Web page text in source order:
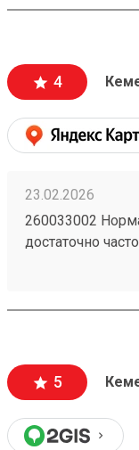
менеджеру
4
23.02.2026
260033002
достаточно
приложении.
5